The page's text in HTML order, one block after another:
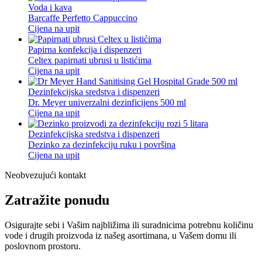
Voda i kava
Barcaffe Perfetto Cappuccino
Cijena na upit
Papirna konfekcija i dispenzeri
Celtex papirnati ubrusi u listićima
Cijena na upit
Dezinfekcijska sredstva i dispenzeri
Dr. Meyer univerzalni dezinficijens 500 ml
Cijena na upit
Dezinfekcijska sredstva i dispenzeri
Dezinko za dezinfekciju ruku i površina
Cijena na upit
Neobvezujući kontakt
Zatražite ponudu
Osigurajte sebi i Vašim najbližima ili suradnicima potrebnu količinu
vode i drugih proizvoda iz našeg asortimana, u Vašem domu ili
poslovnom prostoru.